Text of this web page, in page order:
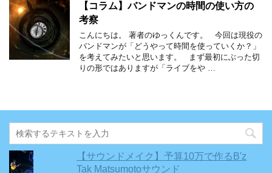
【コラム】バンドマンの時間の使い方の
考察
こんにちは。 著者のゆっくんです。 今回は現役の
バンドマンが「どうやって時間を使っていくか？」
を考えてみたいと思います。 まず最初にぶった切
りの形ではありますが「ライブをや …
【サウンドメイク】予算10万で作るB'z
Tak Matsumotoサウンド